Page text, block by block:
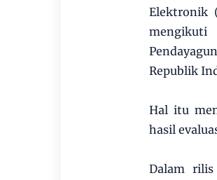
Elektronik
Republik
Hal itu
hasil
Dalam